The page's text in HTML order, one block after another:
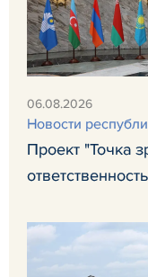
06.08.2026
Новости
Проект "Точка